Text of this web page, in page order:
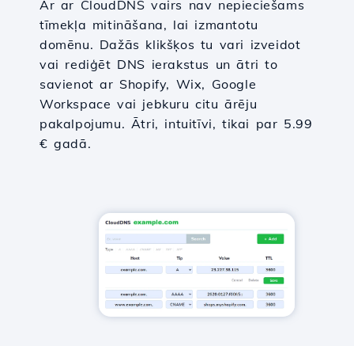
Ar ar CloudDNS vairs nav nepieciešams
tīmekļa mitināšana, lai izmantotu
domēnu. Dažās klikšķos tu vari izveidot
vai rediģēt DNS ierakstus un ātri to
savienot ar Shopify, Wix, Google
Workspace vai jebkuru citu ārēju
pakalpojumu. Ātri, intuitīvi, tikai par 5.99
€ gadā.